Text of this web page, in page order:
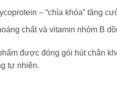
– “chìa khóa” tăng
chất và vitamin nhóm B
được đóng gói hút chân
tự nhiên.